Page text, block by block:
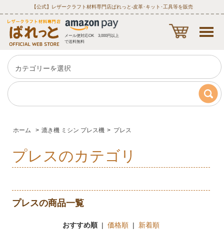
【公式】レザークラフト材料専門店ぱれっと‐皮革･キット･工具等を販売
メール便対応OK 3,000円以上
で送料無料
ホーム > 漉き機 ミシン プレス機 > プレス
プレスのカテゴリ
プレスの商品一覧
おすすめ順| 価格順| 新着順